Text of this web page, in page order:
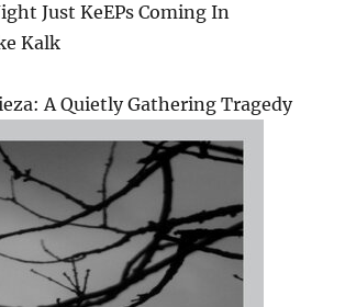
Just KeEPs Coming In
Kalk
A Quietly Gathering Tragedy